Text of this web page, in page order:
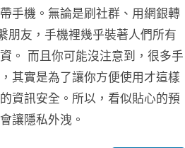
手機。無論是刷社群、用網銀轉
朋友，手機裡幾乎裝著人們所有
。 而且你可能沒注意到，很多手
其實是為了讓你方便使用才這樣
資訊安全。所以，看似貼心的預
讓隱私外洩。